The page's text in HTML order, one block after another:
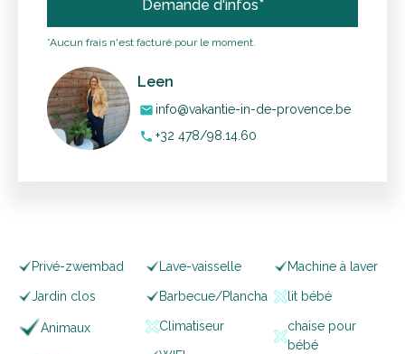
*Aucun frais n'est facturé pour le moment.
Leen
mail info@vakantie-in-de-provence.be
phone +32 478/98.14.60
Privé-zwembad
Jardin clos
Animaux
Lave-vaisselle
Barbecue/Plancha
Climatiseur
Machine à laver
lit bébé
chaise pour
bébé